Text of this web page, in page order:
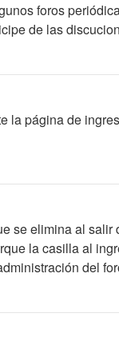
foros
de las
la página de
elimina al
la casilla al
del